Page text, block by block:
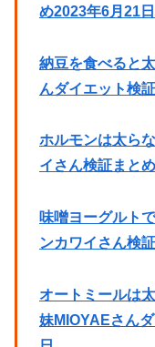
め2023年6月21日
納豆を食べると
んダイエット検
ホルモンは太ら
イさん検証まと
味噌ヨーグルト
ンカワイさん検
オートミールは
妹MIOYAEさん